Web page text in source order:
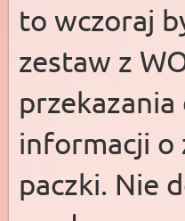
to wczoraj
zestaw z
informacji o
paczki. Nie